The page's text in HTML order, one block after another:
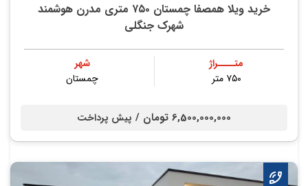
خرید ویلا همصفا چمستان ۷۵۰ متری مدرن هوشمند
شهرک جنگلی
متــــراژ
۷۵۰ متر
شهر
چمستان
6,500,000,000 تومان / پیش پرداخت